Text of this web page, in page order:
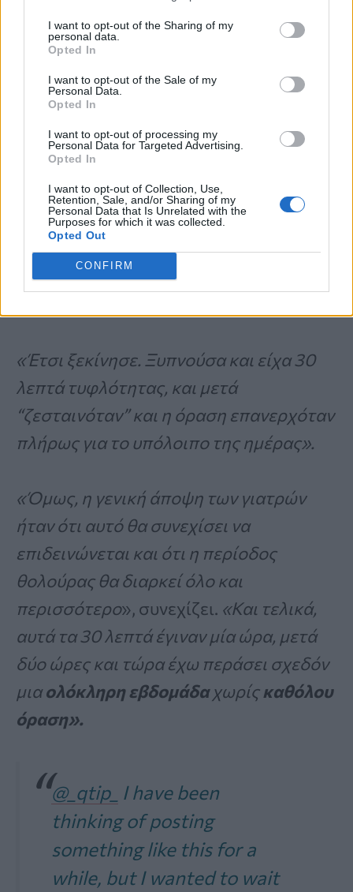
I want to opt-out of the Sharing of my
personal data.
Opted In
I want to opt-out of the Sale of my
Personal Data.
Opted In
I want to opt-out of processing my
Personal Data for Targeted Advertising.
Opted In
I want to opt-out of Collection, Use,
Retention, Sale, and/or Sharing of my
Personal Data that Is Unrelated with the
Purposes for which it was collected.
Opted Out
CONFIRM
Πατρικίου ήταν ένα φαινόμενο που
λέγεταικερατοειδές οίδημα
edema), μια κατάσταση που θα έπρεπε
πλέον να διαχειρίζεται σε συνεχή βάση.
«Ουσιαστικά, όταν τα κύτταρα αυτά
πεθαίνουν και πρήζονται, δημιουργούν
αυτό το θολό πέπλο στην όραση, που
δεν επιτρέπει στο φως να διαθλάται και
μετά σταδιακά “καθαρίζει” όσο περνά η
«Έτσι ξεκίνησε. Ξυπνούσα και είχα 30
λεπτά τυφλότητας, και μετά
“ζεσταινόταν” και η όραση επανερχόταν
πλήρως για το υπόλοιπο της ημέρας».
«Όμως, η γενική άποψη των γιατρών
ήταν ότι αυτό θα συνεχίσει να
επιδεινώνεται και ότι η περίοδος
θολούρας θα διαρκεί όλο και
περισσότερο», συνεχίζει. «Και τελικά,
αυτά τα 30 λεπτά έγιναν μία ώρα, μετά
δύο ώρες και τώρα έχω περάσει σχεδόν
μιαολόκληρη εβδομάδαχωρίςκαθόλου
όραση».
@_qtip_ I have been
thinking of posting
something like this for a
while, but I wanted to wait